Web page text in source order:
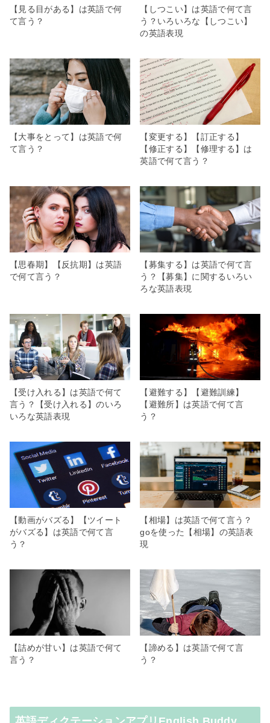
【見る目がある】は英語で何
て言う？
【しつこい】は英語で何て言
う？いろいろな【しつこい】
の英語表現
【大事をとって】は英語で何
て言う？
【変更する】【訂正する】
【修正する】【修理する】は
英語で何て言う？
【思春期】【反抗期】は英語
で何て言う？
【募集する】は英語で何て言
う？【募集】に関するいろい
ろな英語表現
【受け入れる】は英語で何て
言う？【受け入れる】のいろ
いろな英語表現
【避難する】【避難訓練】
【避難所】は英語で何て言
う？
【動画がバズる】【ツイート
がバズる】は英語で何て言
う？
【相場】は英語で何て言う？
goを使った【相場】の英語表
現
【詰めが甘い】は英語で何て
言う？
【諦める】は英語で何て言
う？